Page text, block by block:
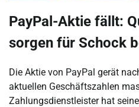
PayPal-Aktie fällt:
sorgen für Schock
Die Aktie von PayPal gerät
aktuellen Geschäftszahlen
Zahlungsdienstleister hat